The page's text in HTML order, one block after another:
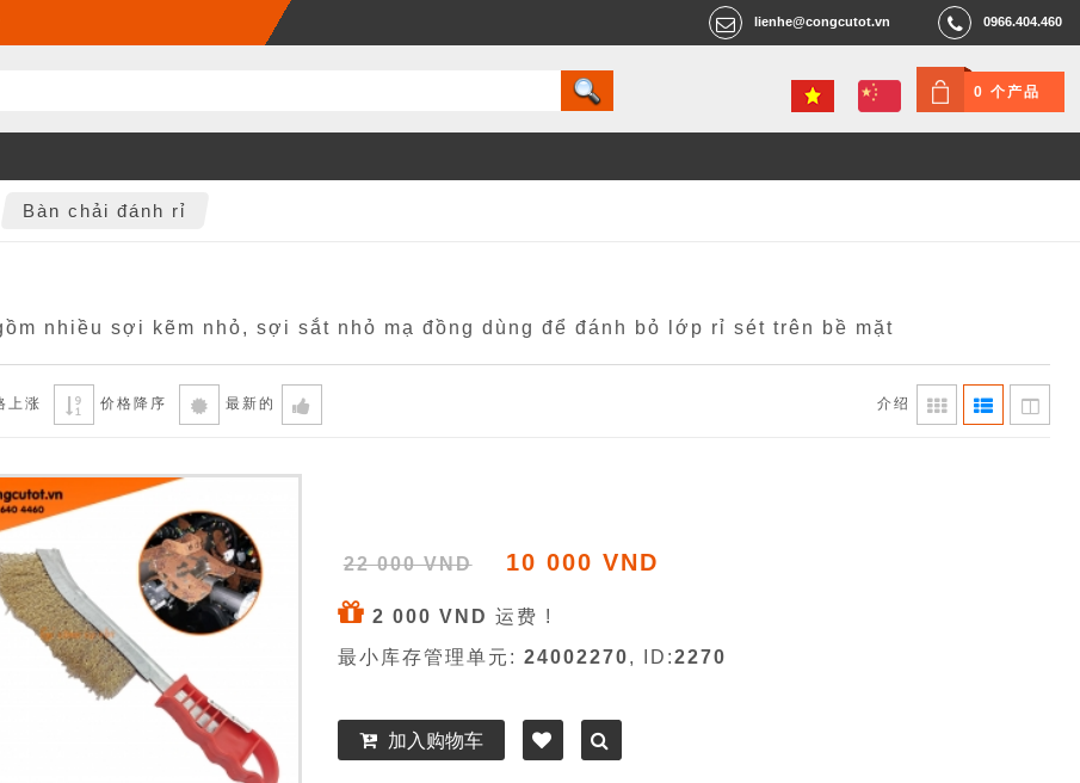
0966.404.460
lienhe@congcutot.vn
0 个产品
Bàn chải đánh rỉ
nhiều sợi kẽm nhỏ, sợi sắt nhỏ mạ đồng dùng để đánh bỏ lớp rỉ sét trên bề mặt
上涨 价格降序 最新的 介绍
22 000 VND 10 000 VND
2 000 VND 运费 !
最小库存管理单元: 24002270, ID:2270
加入购物车